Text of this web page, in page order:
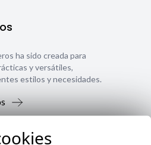
ha sido creada para
y versátiles,
estilos y necesidades.